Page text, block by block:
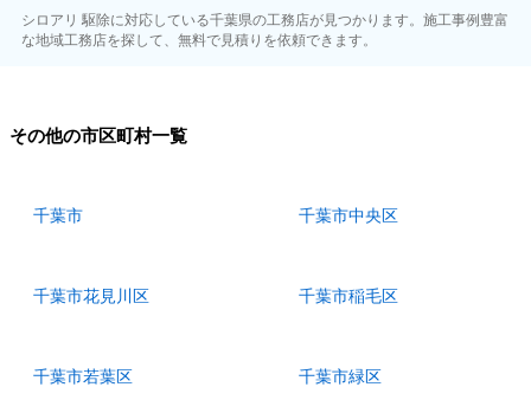
シロアリ 駆除に対応している千葉県の工務店が見つかります。施工事例豊富
な地域工務店を探して、無料で見積りを依頼できます。
その他の市区町村一覧
千葉市 千葉市中央区
千葉市花見川区 千葉市稲毛区
千葉市若葉区 千葉市緑区